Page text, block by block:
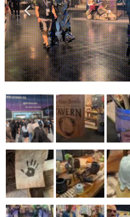
ゲームが変えた
「経験値」「裏技
の起源や用法の変遷
イニーP氏が徹底調
カテゴリ
マンガ
女性向け
アプリレビュー
その他
電ファミニコゲーマーとは？